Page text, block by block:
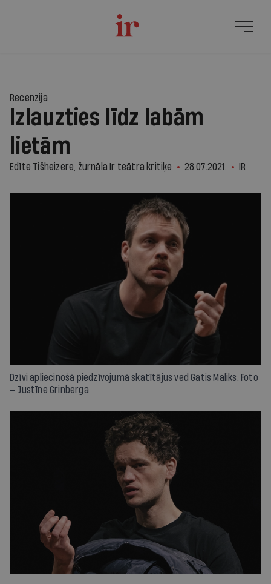
Recenzija
Izlauzties līdz labām
lietām
Edīte Tišheizere, žurnāla Ir teātra kritiķe 28.07.2021. IR
Dzīvi apliecinošā piedzīvojumā skatītājus ved Gatis Maliks. Foto
— Justīne Grinberga